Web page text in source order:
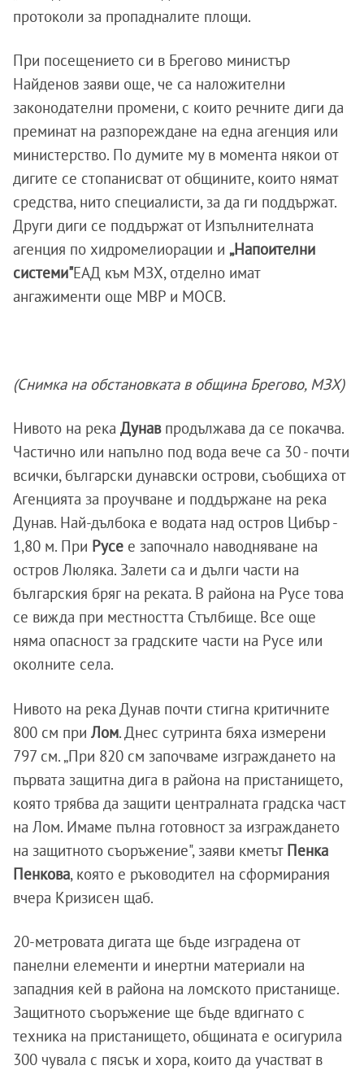
протоколи за пропадналите площи.
При посещението си в Брегово министър
Найденов заяви още, че са наложителни
законодателни промени, с които речните диги да
преминат на разпореждане на една агенция или
министерство. По думите му в момента някои от
дигите се стопанисват от общините, които нямат
средства, нито специалисти, за да ги поддържат.
Други диги се поддържат от Изпълнителната
агенция по хидромелиорации и „Напоителни
системи"ЕАД към МЗХ, отделно имат
ангажименти още МВР и МОСВ.
(Снимка на обстановката в община Брегово, МЗХ)
Нивото на река Дунавпродължава да се покачва.
Частично или напълно под вода вече са 30 - почти
всички, български дунавски острови, съобщиха от
Агенцията за проучване и поддържане на река
Дунав. Най-дълбока е водата над остров Цибър -
1,80 м. При Русе е започнало наводняване на
остров Люляка. Залети са и дълги части на
българския бряг на реката. В района на Русе това
се вижда при местността Стълбище. Все още
няма опасност за градските части на Русе или
околните села.
Нивото на река Дунав почти стигна критичните
800 см при Лом. Днес сутринта бяха измерени
797 см. „При 820 см започваме изграждането на
първата защитна дига в района на пристанището,
която трябва да защити централната градска част
на Лом. Имаме пълна готовност за изграждането
на защитното съоръжение", заяви кметът Пенка
Пенкова, която е ръководител на сформирания
вчера Кризисен щаб.
20-метровата дигата ще бъде изградена от
панелни елементи и инертни материали на
западния кей в района на ломското пристанище.
Защитното съоръжение ще бъде вдигнато с
техника на пристанището, общината е осигурила
300 чувала с пясък и хора, които да участват в